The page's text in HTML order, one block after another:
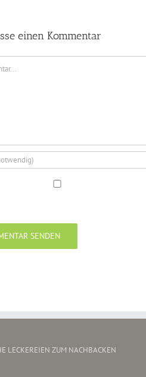
einen Kommentar
LECKEREIEN ZUM NACHBACKEN